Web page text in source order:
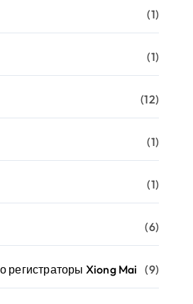
(1)
(1)
(12)
(1)
(1)
(6)
Xiong Mai (9)